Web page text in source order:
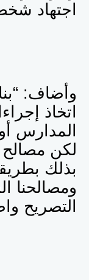
اجتهاد
وأضاف:
اتخاذ
المدارس
لكن مصالح
بذلك
ومصالحنا
التصريح